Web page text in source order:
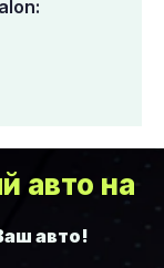
авто на